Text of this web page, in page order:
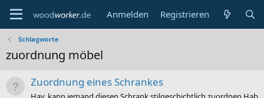
Anmelden Registrieren
Schlagworte
zuordnung möbel
Zuordnung eines Schrankes